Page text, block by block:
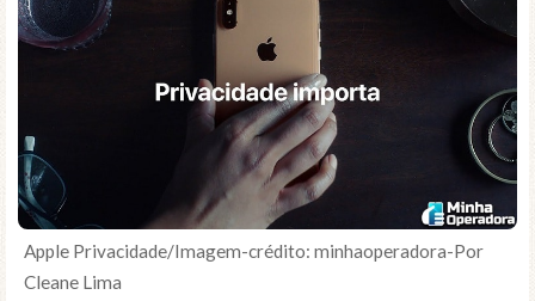
Apple Privacidade/Imagem-crédito: minhaoperadora-Por
Cleane Lima